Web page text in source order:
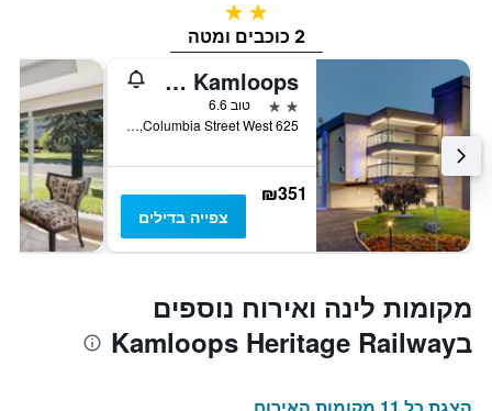
2 כוכבים
2 כוכבים ומטה
Knights Inn Kamloops
2 כוכבים
טוב 6.6
625 Columbia Street West, קאמלופס, BC, קנדה
₪351
צפייה בדילים
מקומות לינה ואירוח נוספים
בKamloops Heritage Railway